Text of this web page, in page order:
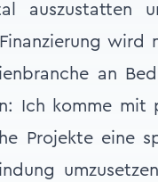
auszustatten
wird
an
Ich komme mit
Projekte eine